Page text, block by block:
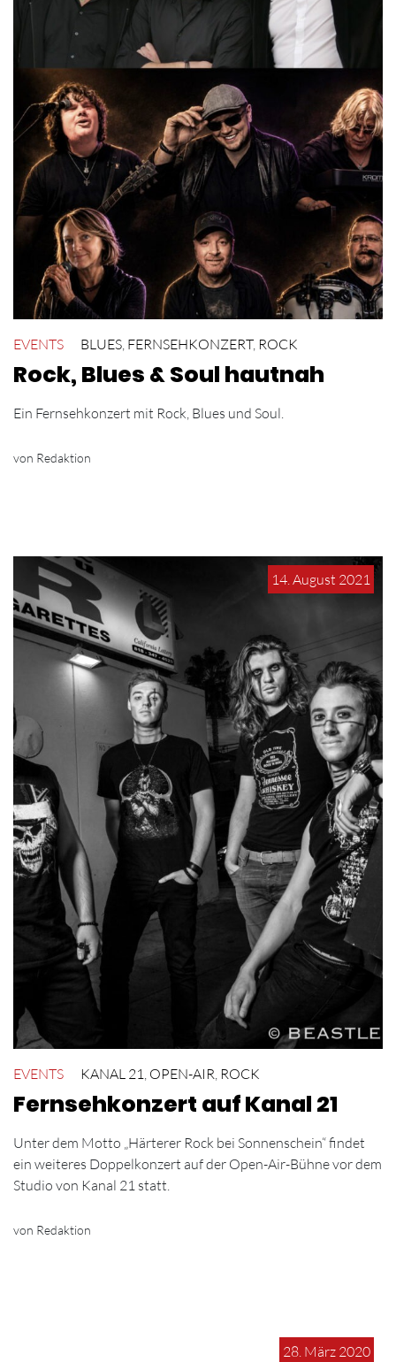
EVENTS BLUES FERNSEHKONZERT, ROCK
Rock, Blues & Soul hautnah
Ein Fernsehkonzert mit Rock, Blues und Soul.
von Redaktion
14. August 2021
EVENTS KANAL 21, OPEN-AIR, ROCK
Fernsehkonzert auf Kanal 21
Unter dem Motto „Härterer Rock bei Sonnenschein“ findet
ein weiteres Doppelkonzert auf der Open-Air-Bühne vor dem
Studio von Kanal 21 statt.
von Redaktion
28. März 2020